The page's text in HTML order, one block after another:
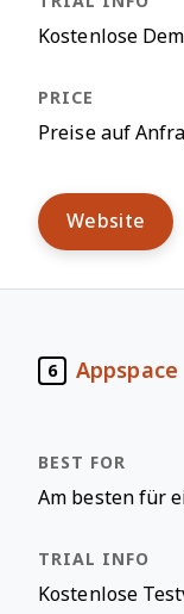
Kostenlose
Preise auf
Website
6 Appspace
Am besten für
Kostenlose